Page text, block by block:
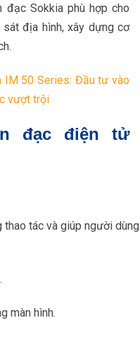
đạc Sokkia phù hợp cho
địa hình, xây dựng cơ
IM 50 Series: Đầu tư vào
vượt trội
đạc điện tử
thao tác và giúp người
màn hình.